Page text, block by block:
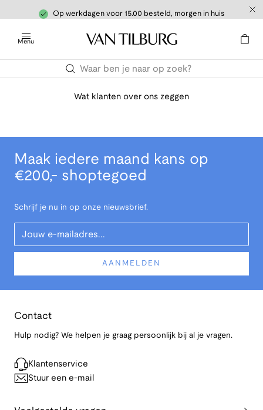
Op werkdagen voor 15.00 besteld, morgen in huis
Menu
Wat klanten over ons zeggen
Maak iedere maand kans op
€200,- shoptegoed
Schrijf je nu in op onze nieuwsbrief.
Your Email
AANMELDEN
Contact
Hulp nodig? We helpen je graag persoonlijk bij al je vragen.
Klantenservice
Stuur een e-mail